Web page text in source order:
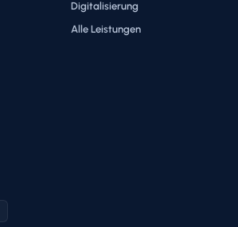
Digitalisierung
Alle Leistungen